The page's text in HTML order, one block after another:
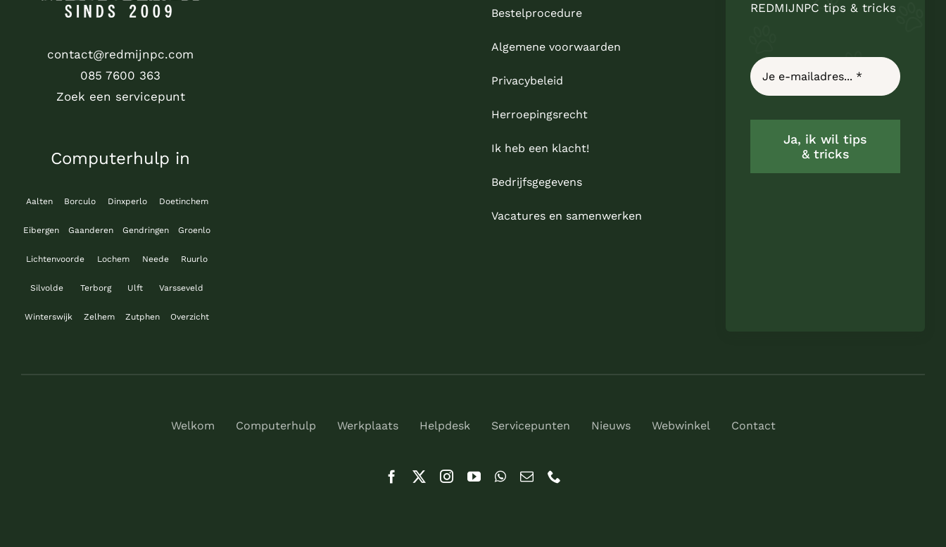
contact@redmijnpc.com
085 7600 363
Zoek een servicepunt
Computerhulp in
Aalten Borculo Dinxperlo Doetinchem
Eibergen Gaanderen Gendringen Groenlo
Lichtenvoorde Lochem Neede Ruurlo
Silvolde Terborg Ulft Varsseveld
Winterswijk Zelhem Zutphen Overzicht
Bestelprocedure
Algemene voorwaarden
Privacybeleid
Herroepingsrecht
Ik heb een klacht!
Bedrijfsgegevens
Vacatures en samenwerken
REDMIJNPC tips & tricks
Ja, ik wil tips
& tricks
Welkom Computerhulp Werkplaats Helpdesk Servicepunten Nieuws Webwinkel Contact